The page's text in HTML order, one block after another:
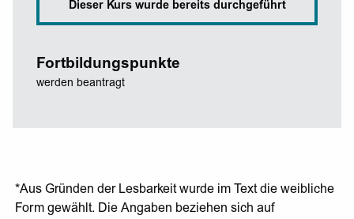
Dieser Kurs wurde bereits durchgeführt
Fortbildungspunkte
werden beantragt
*Aus Gründen der Lesbarkeit wurde im Text die weibliche
Form gewählt. Die Angaben beziehen sich auf